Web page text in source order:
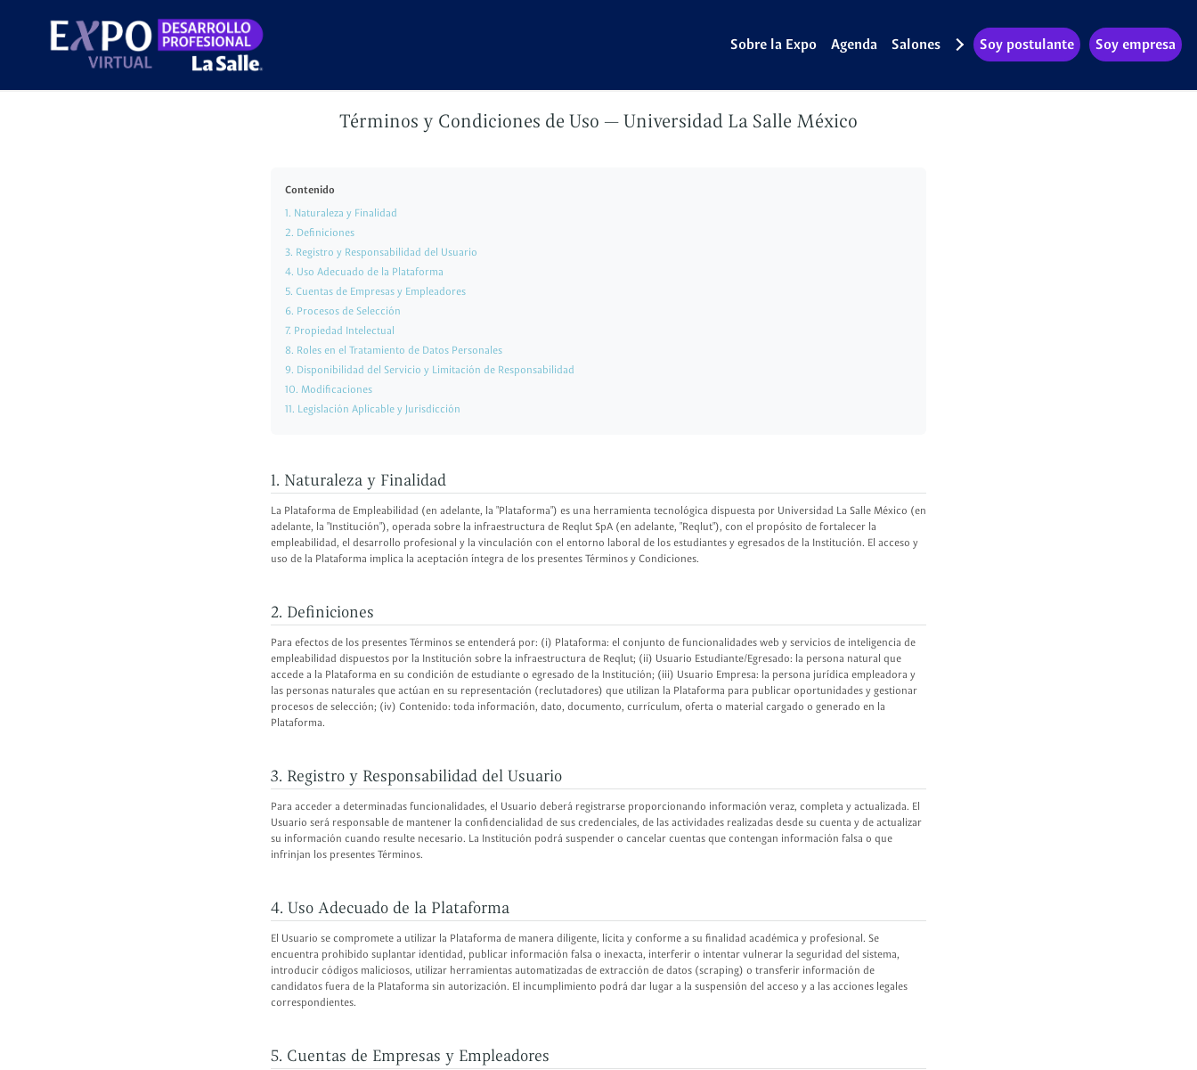
Sobre la Expo Agenda Salones Soy postulante Soy empresa
Términos y Condiciones de Uso — Universidad La Salle México
Contenido
1. Naturaleza y Finalidad
2. Definiciones
3. Registro y Responsabilidad del Usuario
4. Uso Adecuado de la Plataforma
5. Cuentas de Empresas y Empleadores
6. Procesos de Selección
7. Propiedad Intelectual
8. Roles en el Tratamiento de Datos Personales
9. Disponibilidad del Servicio y Limitación de Responsabilidad
10. Modificaciones
11. Legislación Aplicable y Jurisdicción
1. Naturaleza y Finalidad
La Plataforma de Empleabilidad (en adelante, la "Plataforma") es una herramienta tecnológica dispuesta por Universidad La Salle México (en
adelante, la "Institución"), operada sobre la infraestructura de Reqlut SpA (en adelante, "Reqlut"), con el propósito de fortalecer la
empleabilidad, el desarrollo profesional y la vinculación con el entorno laboral de los estudiantes y egresados de la Institución. El acceso y
uso de la Plataforma implica la aceptación íntegra de los presentes Términos y Condiciones.
2. Definiciones
Para efectos de los presentes Términos se entenderá por: (i) Plataforma: el conjunto de funcionalidades web y servicios de inteligencia de
empleabilidad dispuestos por la Institución sobre la infraestructura de Reqlut; (ii) Usuario Estudiante/Egresado: la persona natural que
accede a la Plataforma en su condición de estudiante o egresado de la Institución; (iii) Usuario Empresa: la persona jurídica empleadora y
las personas naturales que actúan en su representación (reclutadores) que utilizan la Plataforma para publicar oportunidades y gestionar
procesos de selección; (iv) Contenido: toda información, dato, documento, currículum, oferta o material cargado o generado en la
Plataforma.
3. Registro y Responsabilidad del Usuario
Para acceder a determinadas funcionalidades, el Usuario deberá registrarse proporcionando información veraz, completa y actualizada. El
Usuario será responsable de mantener la confidencialidad de sus credenciales, de las actividades realizadas desde su cuenta y de actualizar
su información cuando resulte necesario. La Institución podrá suspender o cancelar cuentas que contengan información falsa o que
infrinjan los presentes Términos.
4. Uso Adecuado de la Plataforma
El Usuario se compromete a utilizar la Plataforma de manera diligente, lícita y conforme a su finalidad académica y profesional. Se
encuentra prohibido suplantar identidad, publicar información falsa o inexacta, interferir o intentar vulnerar la seguridad del sistema,
introducir códigos maliciosos, utilizar herramientas automatizadas de extracción de datos (scraping) o transferir información de
candidatos fuera de la Plataforma sin autorización. El incumplimiento podrá dar lugar a la suspensión del acceso y a las acciones legales
correspondientes.
5. Cuentas de Empresas y Empleadores